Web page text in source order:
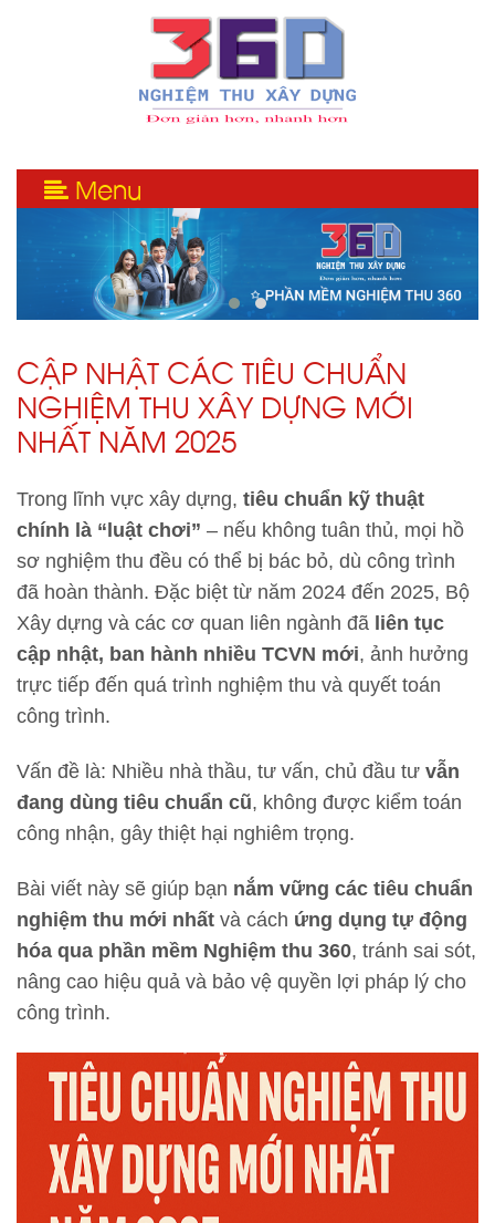
Menu
CẬP NHẬT CÁC TIÊU CHUẨN
NGHIỆM THU XÂY DỰNG MỚI
NHẤT NĂM 2025
Trong lĩnh vực xây dựng, tiêu chuẩn kỹ thuật
chính là “luật chơi” – nếu không tuân thủ, mọi hồ
sơ nghiệm thu đều có thể bị bác bỏ, dù công trình
đã hoàn thành. Đặc biệt từ năm 2024 đến 2025, Bộ
Xây dựng và các cơ quan liên ngành đã liên tục
cập nhật, ban hành nhiều TCVN mới, ảnh hưởng
trực tiếp đến quá trình nghiệm thu và quyết toán
công trình.
Vấn đề là: Nhiều nhà thầu, tư vấn, chủ đầu tư vẫn
đang dùng tiêu chuẩn cũ, không được kiểm toán
công nhận, gây thiệt hại nghiêm trọng.
Bài viết này sẽ giúp bạn nắm vững các tiêu chuẩn
nghiệm thu mới nhất và cách ứng dụng tự động
hóa qua phần mềm Nghiệm thu 360, tránh sai sót,
nâng cao hiệu quả và bảo vệ quyền lợi pháp lý cho
công trình.